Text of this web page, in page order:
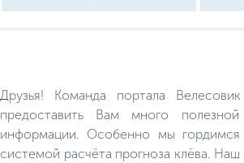
Друзья! Команда портала
предоставить Вам много
информации. Особенно мы гордимся
системой расчёта прогноза клёва. Наш